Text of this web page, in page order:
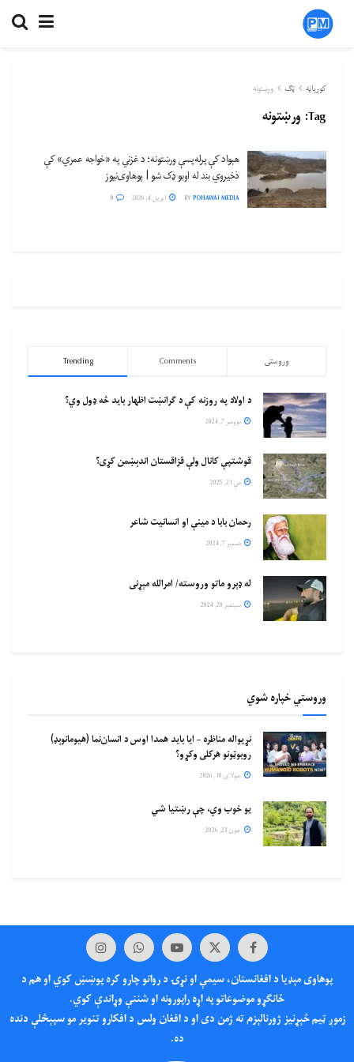
کورپاڼه ټګ ورښتونه
Tag: ورښتونه
هېواد کې پرله‌پسې ورښتونه؛ د غزني په «خواجه‌ عمري» کې
ذخیروي بند له اوبو ډک شو | پوهاوی‌نیوز
BYPOHAWAI MEDIA اپریل 4, 2026
Trending Comments وروستی
د اولاد په روزنه کې د ګرانښت اظهار باید څه ډول وي؟
نوومبر 7, 2024
قوشتپې کانال ولې قزاقستان اندېښمن کړی؟
مې 21, 2025
رحمان بابا د مینې او انسانیت شاعر
دسمبر 7, 2024
له ډېرو ماتو وروسته/ امرالله مېړنی
سپتمبر 20, 2024
وروستي خپاره شوي
نړیواله مناظره – ایا باید همدا اوس د انسان‌نما (هیومانوېډ)
روبوټونو هرکلی وکړو؟
جولای 18, 2026
یو خوب وي، چې رښتیا شي
جون 23, 2026
پوهاوی‌ مېډیا د افغانستان، سیمې او نړۍ د روانو چارو کره پوښښ کوي او هم د
ځانګړو موضوعاتو په اړه راپورونه او شننې وړاندې کوي.
زموږ ټیم څېړنیز ژورنالېزم ته ژمن دی او د افغان ولس د افکارو تنویر مو سپېڅلې دنده
ده.